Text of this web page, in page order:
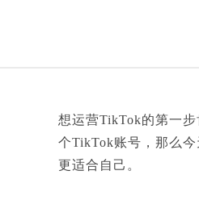
想运营TikTok的第一
个TikTok账号，那么
更适合自己。